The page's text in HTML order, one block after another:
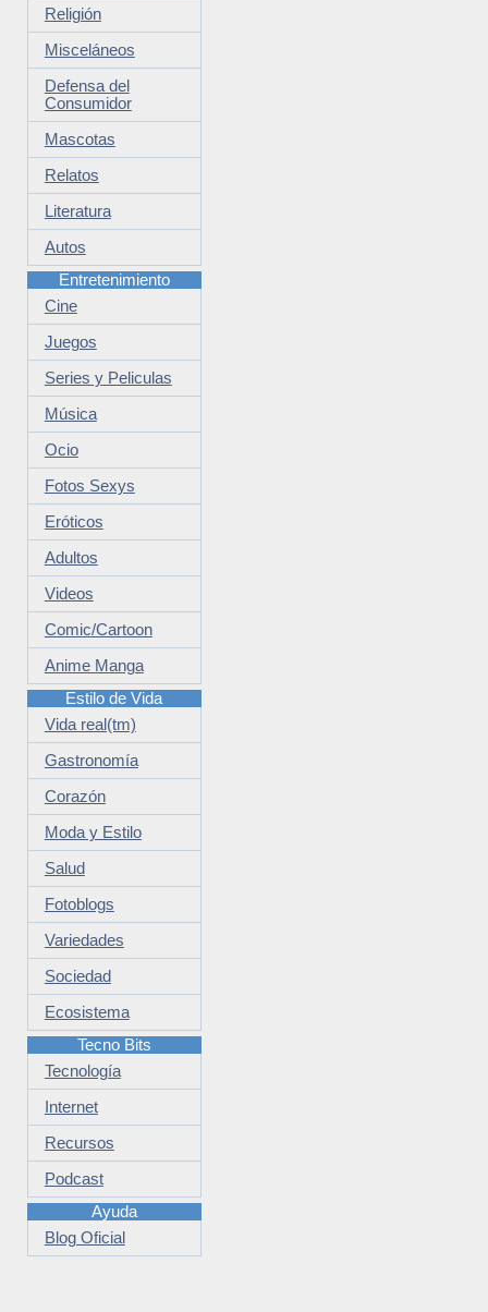
Religión
Misceláneos
Defensa del
Consumidor
Mascotas
Relatos
Literatura
Autos
Entretenimiento
Cine
Juegos
Series y Peliculas
Música
Ocio
Fotos Sexys
Eróticos
Adultos
Videos
Comic/Cartoon
Anime Manga
Estilo de Vida
Vida real(tm)
Gastronomía
Corazón
Moda y Estilo
Salud
Fotoblogs
Variedades
Sociedad
Ecosistema
Tecno Bits
Tecnología
Internet
Recursos
Podcast
Ayuda
Blog Oficial